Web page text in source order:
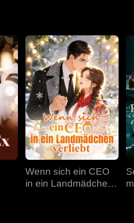
ihre Liebe wieder entflammt
Wenn sich ein CEO
in ein Landmädchen